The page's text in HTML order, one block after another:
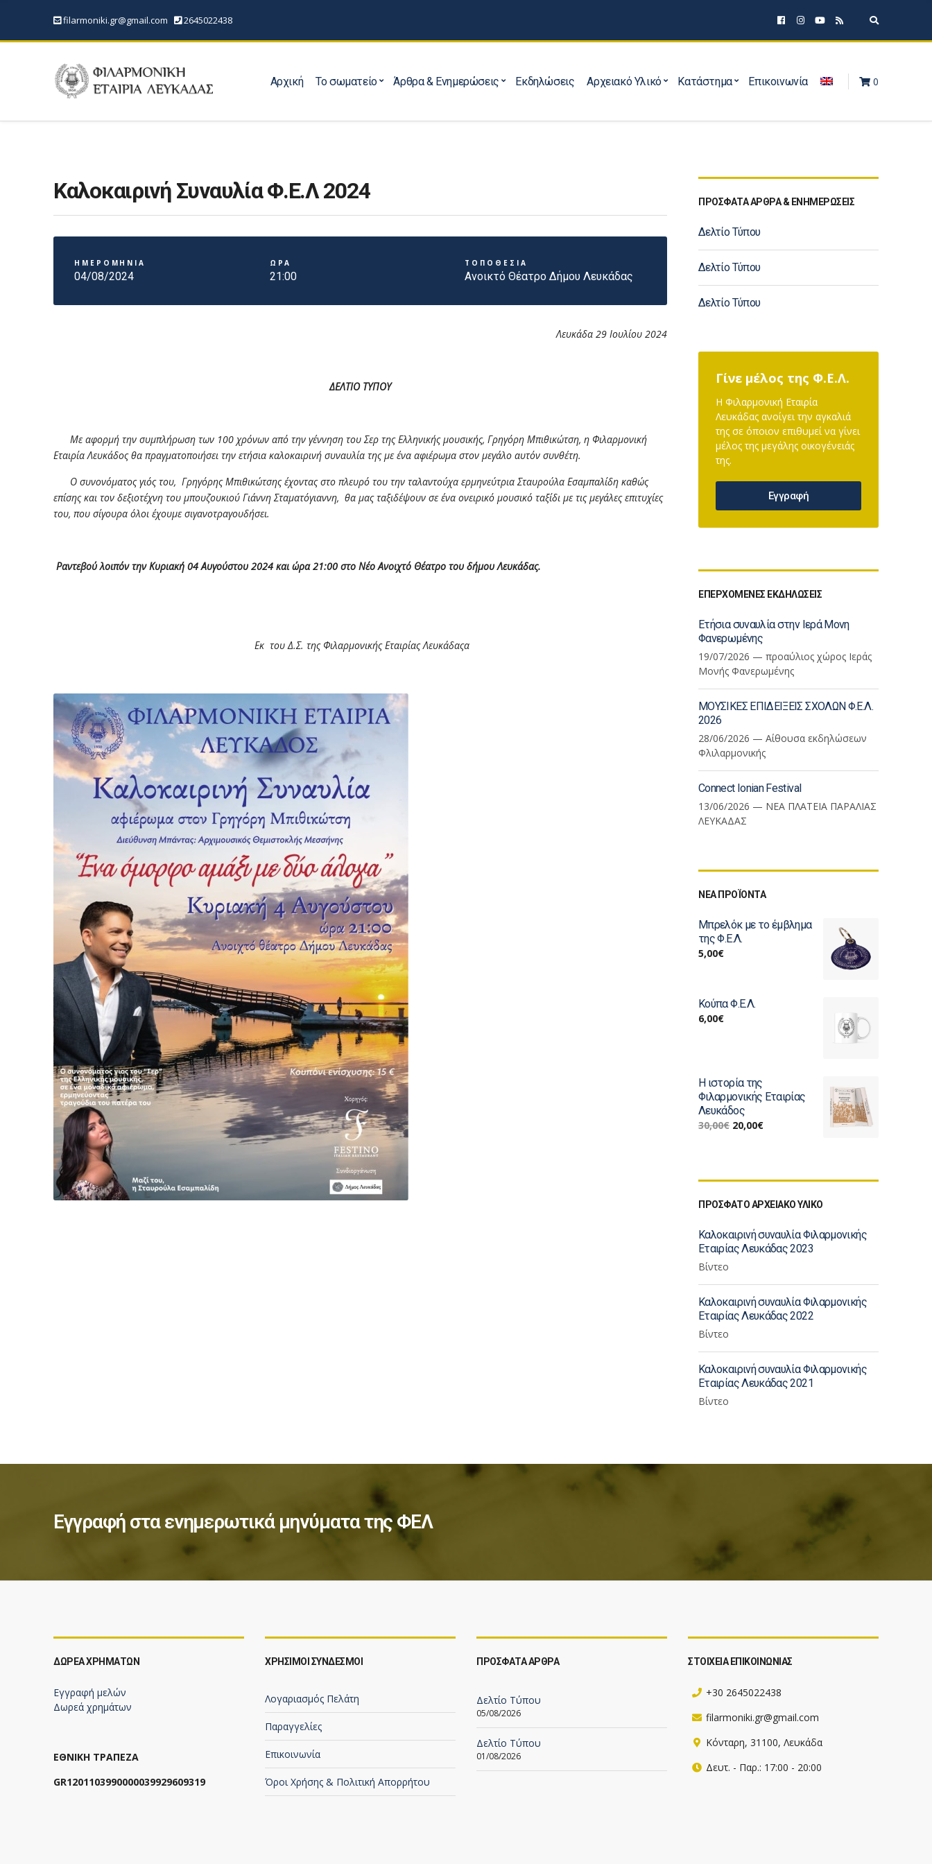
filarmoniki.gr@gmail.com 2645022438 Expand
Αρχική Το σωματείο Άρθρα & Ενημερώσεις Εκδηλώσεις Αρχειακό Υλικό Κατάστημα Επικοινωνία 0
Καλοκαιρινή Συναυλία Φ.Ε.Λ 2024
ΗΜΕΡΟΜΗΝΙΑ
04/08/2024
ΩΡΑ
21:00
ΤΟΠΟΘΕΣΙΑ
Ανοικτό Θέατρο Δήμου Λευκάδας
Λευκάδα 29 Ιουλίου 2024
ΔΕΛΤΙΟ ΤΥΠΟΥ
Με αφορμή την συμπλήρωση των 100 χρόνων από την γέννηση του Σερ της Ελληνικής μουσικής, Γρηγόρη Μπιθικώτση, η Φιλαρμονική
Εταιρία Λευκάδος θα πραγματοποιήσει την ετήσια καλοκαιρινή συναυλία της με ένα αφιέρωμα στον μεγάλο αυτόν συνθέτη.
Ο συνονόματος γιός του, Γρηγόρης Μπιθικώτσης έχοντας στο πλευρό του την ταλαντούχα ερμηνεύτρια Σταυρούλα Εσαμπαλίδη καθώς
επίσης και τον δεξιοτέχνη του μπουζουκιού Γιάννη Σταματόγιαννη, θα μας ταξιδέψουν σε ένα ονειρικό μουσικό ταξίδι με τις μεγάλες επιτυχίες
του, που σίγουρα όλοι έχουμε σιγανοτραγουδήσει.
Ραντεβού λοιπόν την Κυριακή 04 Αυγούστου 2024 και ώρα 21:00 στο Νέο Ανοιχτό Θέατρο του δήμου Λευκάδας.
Εκ του Δ.Σ. της Φιλαρμονικής Εταιρίας Λευκάδαςα
ΠΡΟΣΦΑΤΑ ΑΡΘΡΑ & ΕΝΗΜΕΡΩΣΕΙΣ
Δελτίο Τύπου
Δελτίο Τύπου
Δελτίο Τύπου
Γίνε μέλος της Φ.Ε.Λ.
Η Φιλαρμονική Εταιρία
Λευκάδας ανοίγει την αγκαλιά
της σε όποιον επιθυμεί να γίνει
μέλος της μεγάλης οικογένειάς
της.
Εγγραφή
ΕΠΕΡΧΟΜΕΝΕΣ ΕΚΔΗΛΩΣΕΙΣ
Ετήσια συναυλία στην Ιερά Μονη
Φανερωμένης
19/07/2026 — προαύλιος χώρος Ιεράς
Μονής Φανερωμένης
ΜΟΥΣΙΚΕΣ ΕΠΙΔΕΙΞΕΙΣ ΣΧΟΛΩΝ Φ.Ε.Λ.
2026
28/06/2026 — Αίθουσα εκδηλώσεων
Φλιλαρμονικής
Connect Ionian Festival
13/06/2026 — ΝΕΑ ΠΛΑΤΕΙΑ ΠΑΡΑΛΙΑΣ
ΛΕΥΚΑΔΑΣ
ΝΕΑ ΠΡΟΪΟΝΤΑ
Μπρελόκ με το έμβλημα
της Φ.Ε.Λ.
5,00€
Κούπα Φ.Ε.Λ.
6,00€
Η ιστορία της
Φιλαρμονικής Εταιρίας
Λευκάδος
30,00€ 20,00€
ΠΡΟΣΦΑΤΟ ΑΡΧΕΙΑΚΟ ΥΛΙΚΟ
Καλοκαιρινή συναυλία Φιλαρμονικής
Εταιρίας Λευκάδας 2023
Βίντεο
Καλοκαιρινή συναυλία Φιλαρμονικής
Εταιρίας Λευκάδας 2022
Βίντεο
Καλοκαιρινή συναυλία Φιλαρμονικής
Εταιρίας Λευκάδας 2021
Βίντεο
Εγγραφή στα ενημερωτικά μηνύματα της ΦΕΛ
ΔΩΡΕΆ ΧΡΗΜΆΤΩΝ
Εγγραφή μελών
Δωρεά χρημάτων
ΕΘΝΙΚΗ ΤΡΑΠΕΖΑ
GR1201103990000039929609319
ΧΡΗΣΙΜΟΙ ΣΥΝΔΕΣΜΟΙ
Λογαριασμός Πελάτη
Παραγγελίες
Επικοινωνία
Όροι Χρήσης & Πολιτική Απορρήτου
ΠΡΟΣΦΑΤΑ ΑΡΘΡΑ
Δελτίο Τύπου
05/08/2026
Δελτίο Τύπου
01/08/2026
ΣΤΟΙΧΕΙΑ ΕΠΙΚΟΙΝΩΝΙΑΣ
+30 2645022438
filarmoniki.gr@gmail.com
Κόνταρη, 31100, Λευκάδα
Δευτ. - Παρ.: 17:00 - 20:00